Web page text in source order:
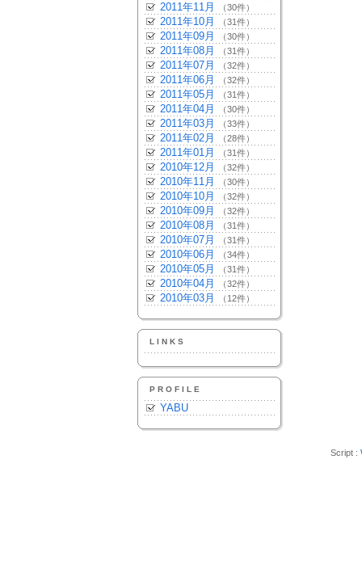
2011年11月 （30件）
2011年10月 （31件）
2011年09月 （30件）
2011年08月 （31件）
2011年07月 （32件）
2011年06月 （32件）
2011年05月 （31件）
2011年04月 （30件）
2011年03月 （33件）
2011年02月 （28件）
2011年01月 （31件）
2010年12月 （32件）
2010年11月 （30件）
2010年10月 （32件）
2010年09月 （32件）
2010年08月 （31件）
2010年07月 （31件）
2010年06月 （34件）
2010年05月 （31件）
2010年04月 （32件）
2010年03月 （12件）
LINKS
PROFILE
YABU
Script :